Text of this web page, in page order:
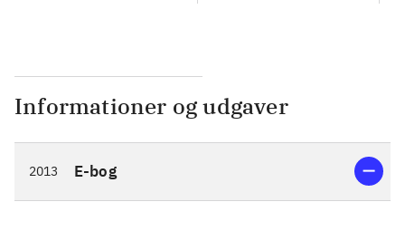
Informationer og udgaver
2013 E-bog